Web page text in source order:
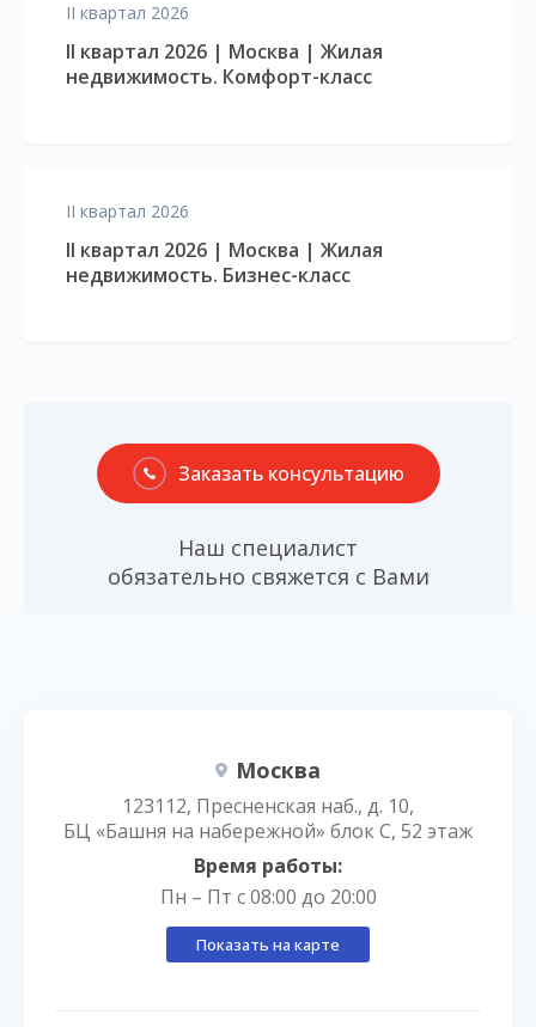
II квартал 2026
II квартал 2026 | Москва | Жилая
недвижимость. Комфорт-класс
II квартал 2026
II квартал 2026 | Москва | Жилая
недвижимость. Бизнес-класс
Заказать консультацию
Наш специалист
обязательно свяжется с Вами
Москва
123112, Пресненская наб., д. 10,
БЦ «Башня на набережной» блок С, 52 этаж
Время работы:
Пн – Пт с 08:00 до 20:00
Показать на карте